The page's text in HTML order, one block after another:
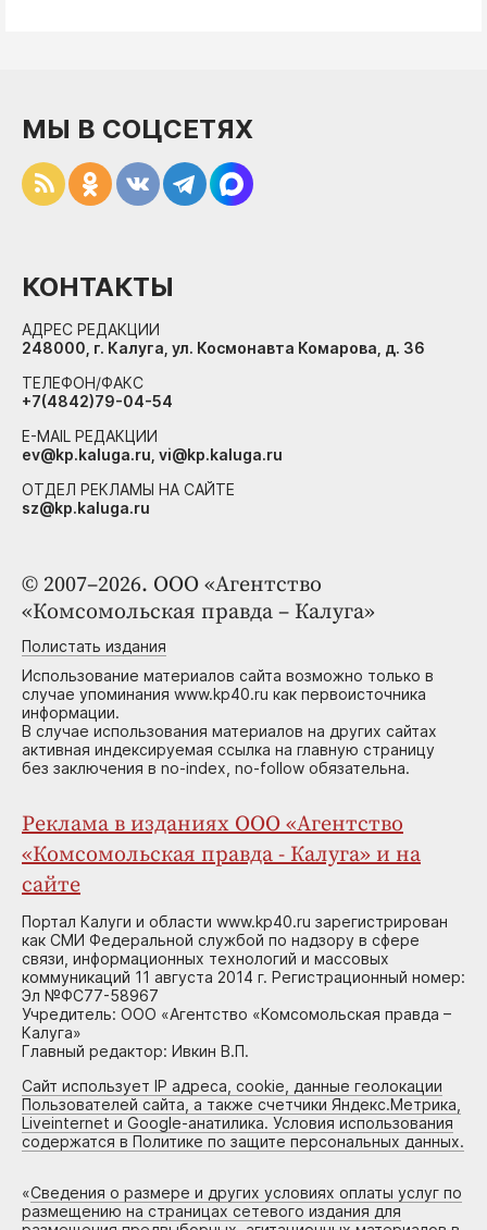
© 2007–2026. ООО «Агентство
«Комсомольская правда – Калуга»
Полистать издания
Использование материалов сайта возможно только в
случае упоминания www.kp40.ru как первоисточника
информации.
В случае использования материалов на других сайтах
активная индексируемая ссылка на главную страницу
без заключения в no-index, no-follow обязательна.
Реклама в изданиях ООО «Агентство
«Комсомольская правда - Калуга» и на
сайте
Портал Калуги и области www.kp40.ru зарегистрирован
как СМИ Федеральной службой по надзору в сфере
связи, информационных технологий и массовых
коммуникаций 11 августа 2014 г. Регистрационный номер:
Эл №ФС77-58967
Учредитель: ООО «Агентство «Комсомольская правда –
Калуга»
Главный редактор: Ивкин В.П.
Сайт использует IP адреса, cookie, данные геолокации
Пользователей сайта, а также счетчики Яндекс.Метрика,
Liveinternet и Google-анатилика. Условия использования
содержатся в Политике по защите персональных данных.
«Сведения о размере и других условиях оплаты услуг по
размещению на страницах сетевого издания для
МЫ В СОЦСЕТЯХ
КОНТАКТЫ
АДРЕС РЕДАКЦИИ
248000, г. Калуга, ул. Космонавта Комарова, д. 36
ТЕЛЕФОН/ФАКС
+7(4842)79-04-54
E-MAIL РЕДАКЦИИ
ev@kp.kaluga.ru, vi@kp.kaluga.ru
ОТДЕЛ РЕКЛАМЫ НА САЙТЕ
sz@kp.kaluga.ru